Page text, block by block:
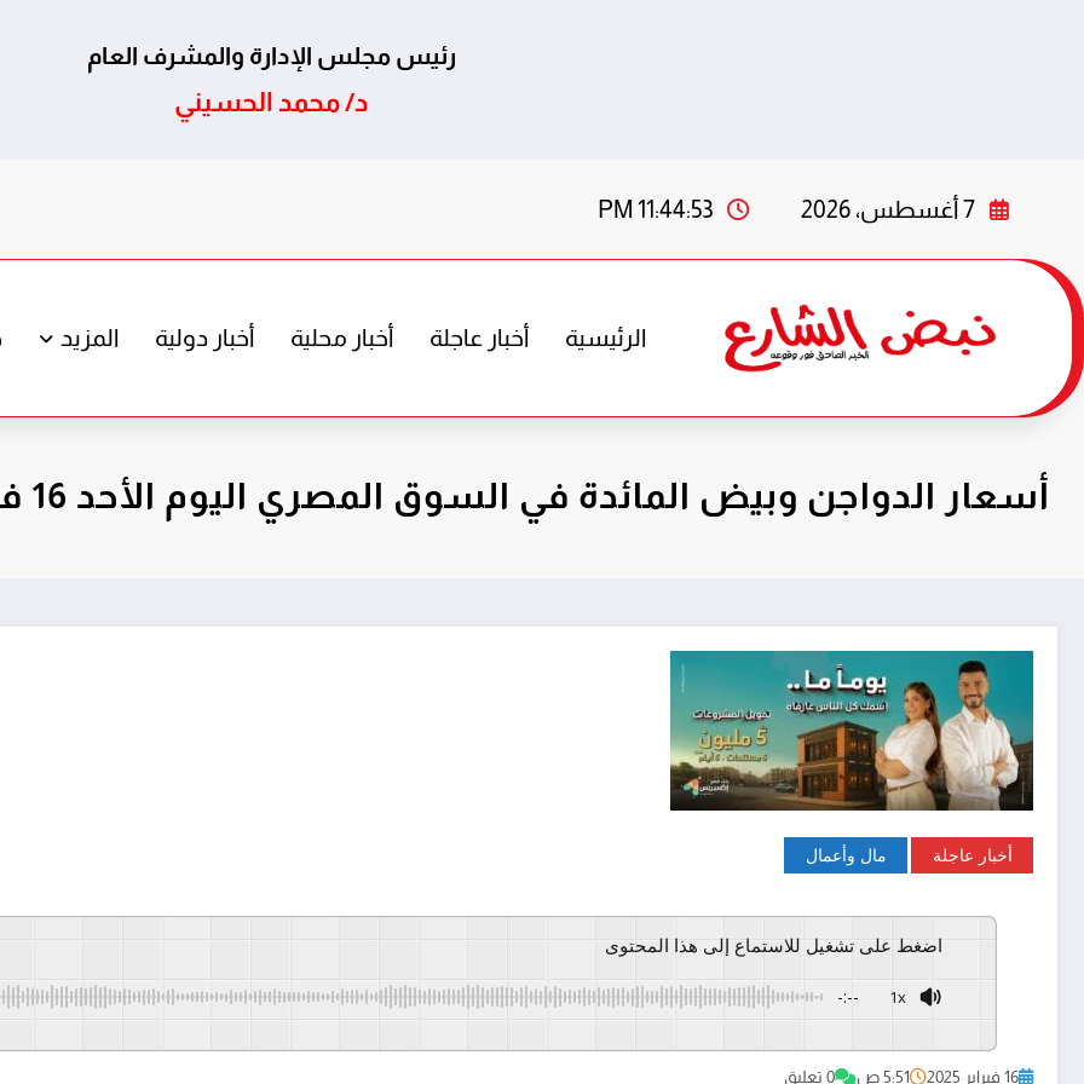
رئيس مجلس الإدارة والمشرف العام
د/ محمد الحسيني
7 أغسطس، 2026 11:44:54 PM
الرئيسية أخبار عاجلة أخبار محلية أخبار دولية المزيد
أسعار الدواجن وبيض المائدة في السوق المصري اليوم الأحد 16 فبراير 2025
أخبار عاجلة مال وأعمال
اضغط على تشغيل للاستماع إلى هذا المحتوى
-:-- 1x
16 فبراير 2025 5:51 ص 0 تعليق